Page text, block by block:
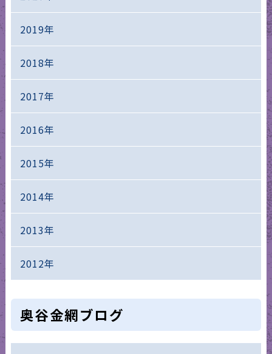
2019年
2018年
2017年
2016年
2015年
2014年
2013年
2012年
奥谷金網ブログ